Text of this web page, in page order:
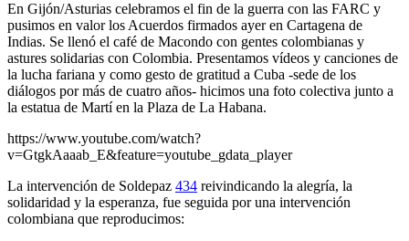
En Gijón/Asturias celebramos el fin de la guerra con las FARC y
pusimos en valor los Acuerdos firmados ayer en Cartagena de
Indias. Se llenó el café de Macondo con gentes colombianas y
astures solidarias con Colombia. Presentamos vídeos y canciones de
la lucha fariana y como gesto de gratitud a Cuba -sede de los
diálogos por más de cuatro años- hicimos una foto colectiva junto a
la estatua de Martí en la Plaza de La Habana.
https://www.youtube.com/watch?
v=GtgkAaaab_E&feature=youtube_gdata_player
La intervención de Soldepaz 434 reivindicando la alegría, la
solidaridad y la esperanza, fue seguida por una intervención
colombiana que reproducimos: